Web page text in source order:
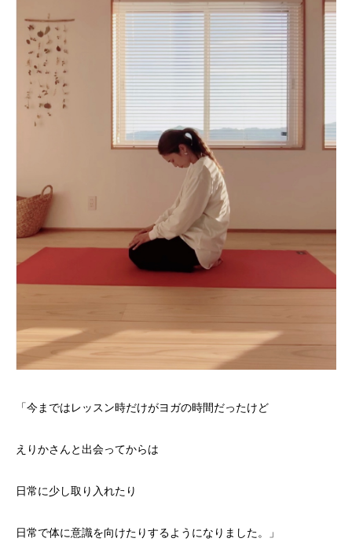
「今まではレッスン時だけがヨガの時間だったけど
えりかさんと出会ってからは
日常に少し取り入れたり
日常で体に意識を向けたりするようになりました。」